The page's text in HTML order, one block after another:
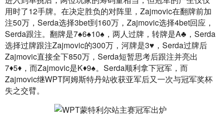
用时了12手牌。在决定胜负的对阵里，Zajmovic在翻牌前加
注50万，Serda选择3bet到160万，Zajmovic选择4bet回应，
Serda跟注。翻牌是7♠6♠10♠，两人过牌，转牌是A♣，Serda
选择过牌跟注Zajmovic的300万，河牌是3♥，Serda过牌后
Zajmovic直接全下850万，Serda短暂思考后跟注并亮出
7♦5♦，而Zajmovic是K♦9♠。Serda顺利拿下冠军，而
Zajmovic继WPT阿姆斯特丹站收获亚军后又一次与冠军奖杯
失之交臂。